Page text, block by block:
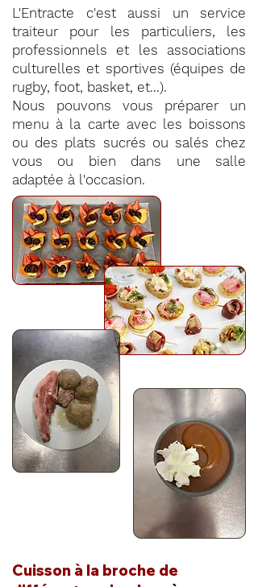
L'Entracte c'est aussi un service
traiteur pour les particuliers, les
professionnels et les associations
culturelles et sportives (équipes de
rugby, foot, basket, et...).
Nous pouvons vous préparer un
menu à la carte avec les boissons
ou des plats sucrés ou salés chez
vous ou bien dans une salle
adaptée à l'occasion.
Cuisson à la broche de